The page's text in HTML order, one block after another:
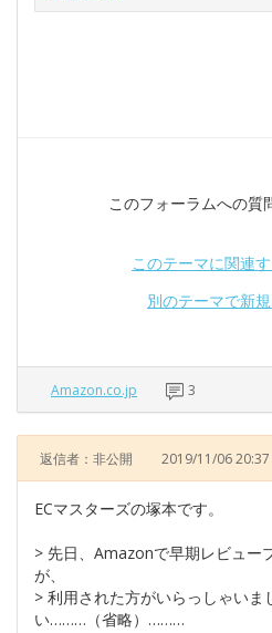
このフォーラムへの質
このテーマに関連
別のテーマで新
Amazon.co.jp 3
返信者：非公開 2019/11/06 20:37
ECマスターズの塚本です。
> 先日、Amazonで早期レビュー
が、
> 利用された方がいらっしゃい
い………（省略）………